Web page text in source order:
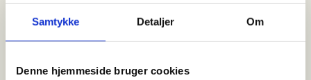
Samtykke Detaljer Om
Denne hjemmeside bruger cookies
Nordre Frihavnsgade 6, st.
2100 København Ø
Tlf.:35 38 60 72